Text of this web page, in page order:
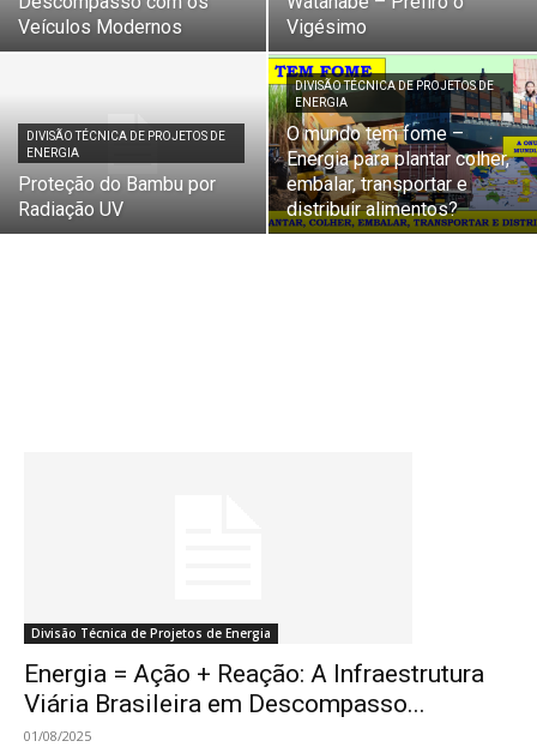
Veículos Modernos
Vigésimo
DIVISÃO TÉCNICA DE PROJETOS DE
ENERGIA
Proteção do Bambu por
Radiação UV
DIVISÃO TÉCNICA DE PROJETOS DE
ENERGIA
O mundo tem fome –
Energia para plantar colher,
embalar, transportar e
distribuir alimentos?
Divisão Técnica de Projetos de Energia
Energia = Ação + Reação: A Infraestrutura
Viária Brasileira em Descompasso...
01/08/2025